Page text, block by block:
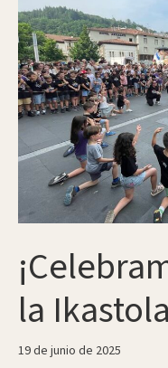
la
19 de junio de 2025